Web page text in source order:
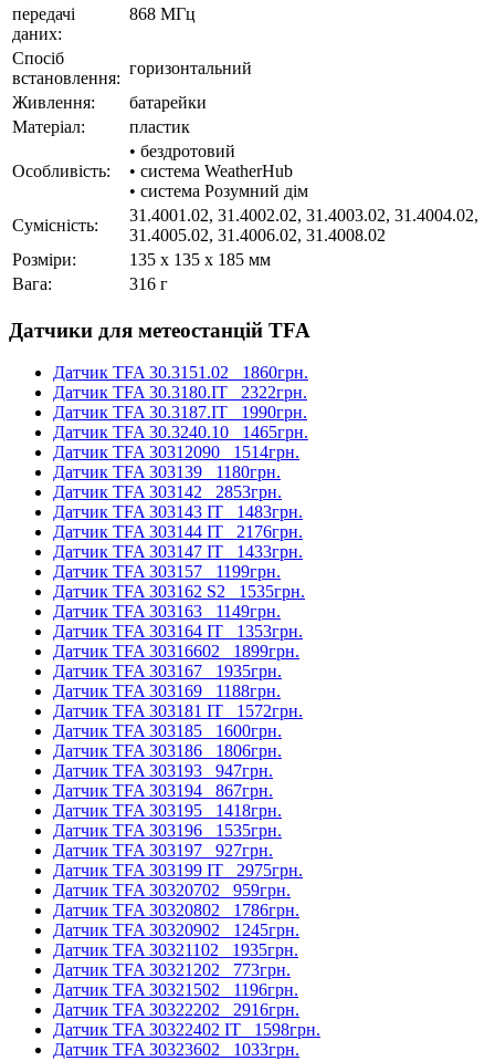
передачі
даних:
868 МГц
Спосіб
встановлення:
горизонтальний
Живлення:
батарейки
Матеріал:
пластик
Особливість:
• бездротовий
• система WeatherHub
• система Розумний дім
Cумісність:
31.4001.02, 31.4002.02, 31.4003.02, 31.4004.02,
31.4005.02, 31.4006.02, 31.4008.02
Розміри:
135 x 135 x 185 мм
Вага:
316 г
Датчики для метеостанцій TFA
Датчик TFA 30.3151.02 1860грн.
Датчик TFA 30.3180.IT 2322грн.
Датчик TFA 30.3187.IT 1990грн.
Датчик TFA 30.3240.10 1465грн.
Датчик TFA 30312090 1514грн.
Датчик TFA 303139 1180грн.
Датчик TFA 303142 2853грн.
Датчик TFA 303143 IT 1483грн.
Датчик TFA 303144 IT 2176грн.
Датчик TFA 303147 IT 1433грн.
Датчик TFA 303157 1199грн.
Датчик TFA 303162 S2 1535грн.
Датчик TFA 303163 1149грн.
Датчик TFA 303164 IT 1353грн.
Датчик TFA 30316602 1899грн.
Датчик TFA 303167 1935грн.
Датчик TFA 303169 1188грн.
Датчик TFA 303181 IT 1572грн.
Датчик TFA 303185 1600грн.
Датчик TFA 303186 1806грн.
Датчик TFA 303193 947грн.
Датчик TFA 303194 867грн.
Датчик TFA 303195 1418грн.
Датчик TFA 303196 1535грн.
Датчик TFA 303197 927грн.
Датчик TFA 303199 IT 2975грн.
Датчик TFA 30320702 959грн.
Датчик TFA 30320802 1786грн.
Датчик TFA 30320902 1245грн.
Датчик TFA 30321102 1935грн.
Датчик TFA 30321202 773грн.
Датчик TFA 30321502 1196грн.
Датчик TFA 30322202 2916грн.
Датчик TFA 30322402 ІТ 1598грн.
Датчик TFA 30323602 1033грн.